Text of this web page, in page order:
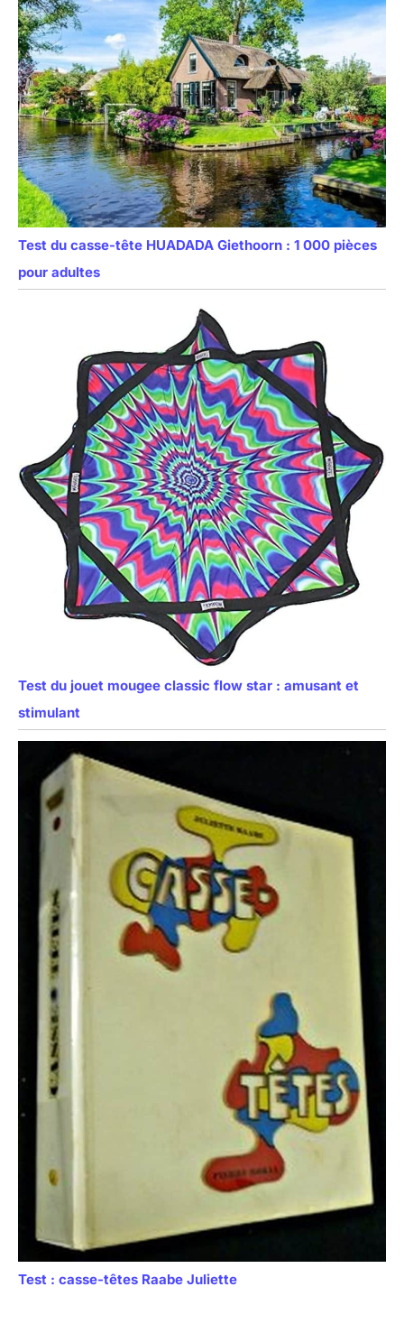
Test du casse-tête HUADADA Giethoorn : 1 000 pièces
pour adultes
Test du jouet mougee classic flow star : amusant et
stimulant
Test : casse-têtes Raabe Juliette